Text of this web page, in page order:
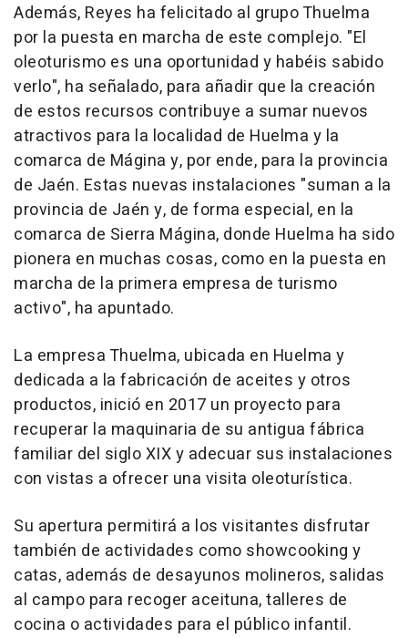
Además, Reyes ha felicitado al grupo Thuelma
por la puesta en marcha de este complejo. "El
oleoturismo es una oportunidad y habéis sabido
verlo", ha señalado, para añadir que la creación
de estos recursos contribuye a sumar nuevos
atractivos para la localidad de Huelma y la
comarca de Mágina y, por ende, para la provincia
de Jaén. Estas nuevas instalaciones "suman a la
provincia de Jaén y, de forma especial, en la
comarca de Sierra Mágina, donde Huelma ha sido
pionera en muchas cosas, como en la puesta en
marcha de la primera empresa de turismo
activo", ha apuntado.
La empresa Thuelma, ubicada en Huelma y
dedicada a la fabricación de aceites y otros
productos, inició en 2017 un proyecto para
recuperar la maquinaria de su antigua fábrica
familiar del siglo XIX y adecuar sus instalaciones
con vistas a ofrecer una visita oleoturística.
Su apertura permitirá a los visitantes disfrutar
también de actividades como showcooking y
catas, además de desayunos molineros, salidas
al campo para recoger aceituna, talleres de
cocina o actividades para el público infantil.